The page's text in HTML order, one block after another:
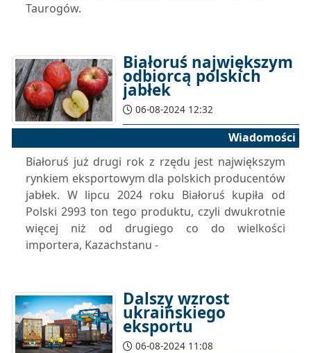
Taurogów.
Białoruś największym
odbiorcą polskich
jabłek
06-08-2024 12:32
Wiadomości
Białoruś już drugi rok z rzędu jest największym
rynkiem eksportowym dla polskich producentów
jabłek. W lipcu 2024 roku Białoruś kupiła od
Polski 2993 ton tego produktu, czyli dwukrotnie
więcej niż od drugiego co do wielkości
importera, Kazachstanu -
Dalszy wzrost
ukraińskiego
eksportu
06-08-2024 11:08